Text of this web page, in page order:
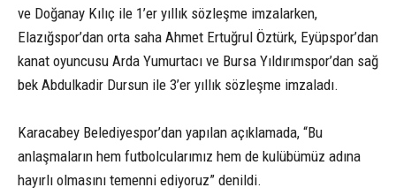
ve Doğanay Kılıç ile 1’er yıllık sözleşme imzalarken,
Elazığspor’dan orta saha Ahmet Ertuğrul Öztürk, Eyüpspor’dan
kanat oyuncusu Arda Yumurtacı ve Bursa Yıldırımspor’dan sağ
bek Abdulkadir Dursun ile 3’er yıllık sözleşme imzaladı.
Karacabey Belediyespor’dan yapılan açıklamada, “Bu
anlaşmaların hem futbolcularımız hem de kulübümüz adına
hayırlı olmasını temenni ediyoruz” denildi.